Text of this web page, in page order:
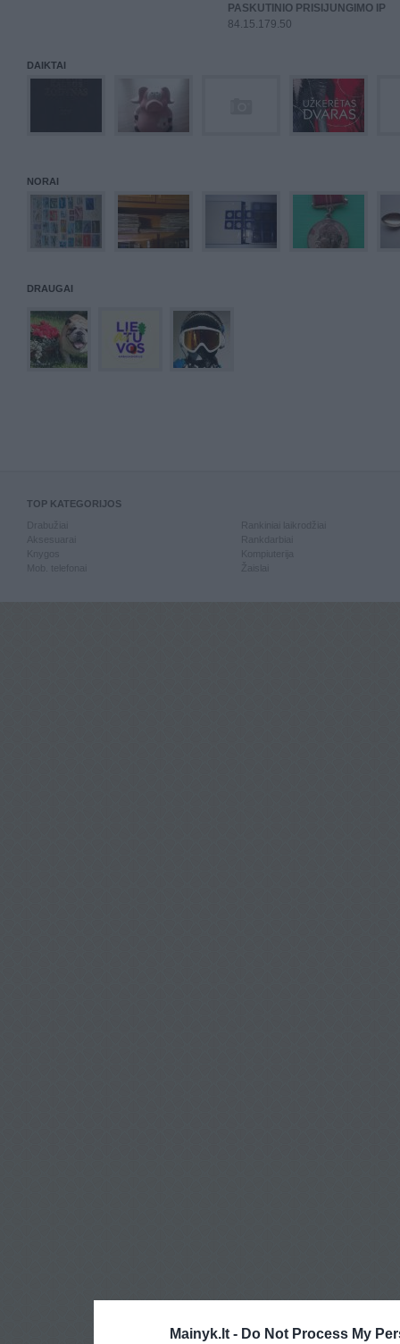
Mainyk.lt - Do Not Process My
PASKUTINIO PRISIJUNGIMO IP
84.15.179.50
DAIKTAI
NORAI
DRAUGAI
TOP KATEGORIJOS
Knygos
Mob. telefonai
Kompiuterija
Žaislai